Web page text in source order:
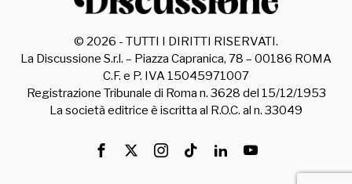
© 2026 - TUTTI I DIRITTI RISERVATI.
La Discussione S.r.l. – Piazza Capranica, 78 – 00186 ROMA
C.F. e P. IVA 15045971007
Registrazione Tribunale di Roma n. 3628 del 15/12/1953
La società editrice è iscritta al R.O.C. al n. 33049